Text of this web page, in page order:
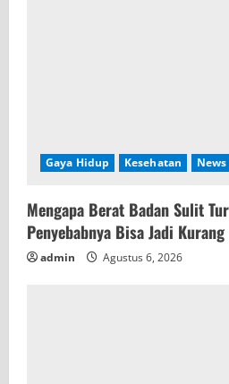
Gaya Hidup Kesehatan News
Mengapa Berat Badan Sulit
Penyebabnya Bisa Jadi
admin Agustus 6, 2026